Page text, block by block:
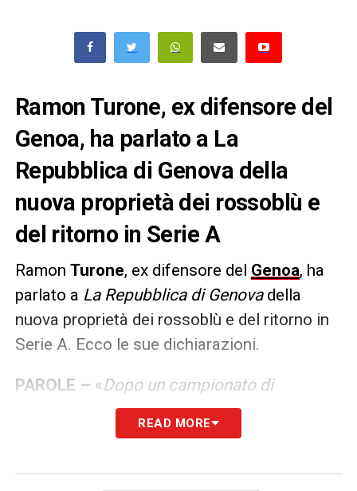
Ramon Turone, ex difensore del
Genoa, ha parlato a La
Repubblica di Genova della
nuova proprietà dei rossoblù e
del ritorno in Serie A
Ramon Turone, ex difensore del Genoa, ha
parlato a La Repubblica di Genova della
nuova proprietà dei rossoblù e del ritorno in
Serie A. Ecco le sue dichiarazioni.
PAROLE – «Dopo un campionato di
ambientamento in Serie A, proveranno ad
alzare l’asticella. Mancano ancora tre o
READ MORE